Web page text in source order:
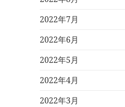
2022年7月
2022年6月
2022年5月
2022年4月
2022年3月